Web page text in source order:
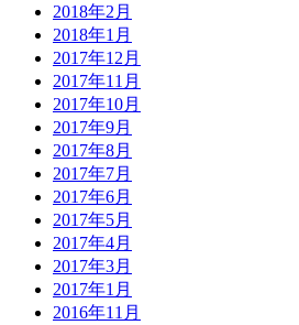
2018年2月
2018年1月
2017年12月
2017年11月
2017年10月
2017年9月
2017年8月
2017年7月
2017年6月
2017年5月
2017年4月
2017年3月
2017年1月
2016年11月